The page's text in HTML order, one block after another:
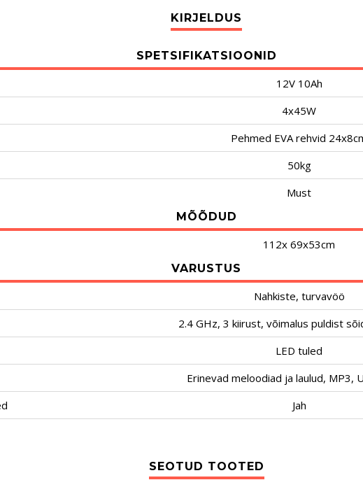
SPETSIFIKATSIOONID
12V 10Ah
4x45W
Pehmed EVA rehvid
50kg
Must
MÕÕDUD
112x 69x53cm
VARUSTUS
Nahkiste, turvavöö
2.4 GHz, 3 kiirust, võimalus puldist
LED tuled
Erinevad meloodiad ja laulud, MP3,
Jah
SEOTUD TOOTED